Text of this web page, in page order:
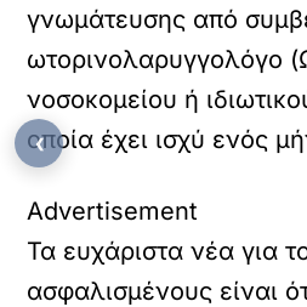
γνωμάτευσης από
ωτορινολαρυγγολόγο
νοσοκομείου ή
οποία έχει ισχύ ενός
Advertisement
Τα ευχάριστα νέα για
ασφαλισμένους είναι
‹